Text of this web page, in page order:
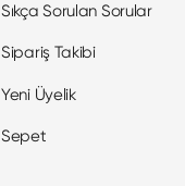
Sıkça Sorulan Sorular
Sipariş Takibi
Yeni Üyelik
Sepet